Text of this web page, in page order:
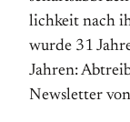
lich­keit nach
wurde 31
Jahren:
Newsletter von